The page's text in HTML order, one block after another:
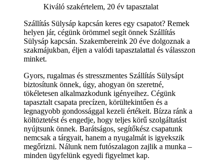
Kiváló szakértelem, 20 év tapasztalat
Szállítás Sülysáp kapcsán keres egy csapatot? Remek
helyen jár, cégünk örömmel segít önnek Szállítás
Sülysáp kapcsán. Szakembereink 20 éve dolgoznak a
szakmájukban, éljen a valódi tapasztalattal és válasszon
minket.
Gyors, rugalmas és stresszmentes Szállítás Sülysápt
biztosítunk önnek, úgy, ahogyan ön szeretné,
tökéletesen alkalmazkodunk igényeihez. Cégünk
tapasztalt csapata precízen, körültekintően és a
legnagyobb gondossággal kezeli értékeit. Bízza ránk a
költöztetést és engedje, hogy teljes körű szolgáltatást
nyújtsunk önnek. Barátságos, segítőkész csapatunk
nemcsak a tárgyait, hanem a nyugalmát is igyekszik
megőrizni. Nálunk nem futószalagon zajlik a munka –
minden ügyfelünk egyedi figyelmet kap.